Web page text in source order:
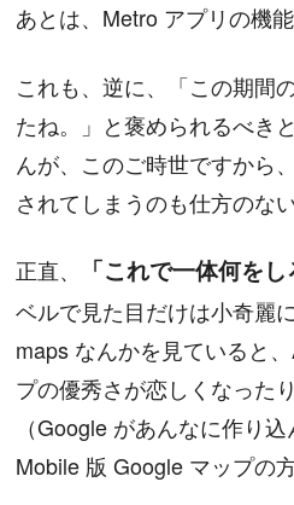
あとは、Metro アプリの機能
これも、逆に、「この期間
たね。」と褒められるべき
んが、このご時世ですから
されてしまうのも仕方のない
正直、 「これで一体何をし
ベルで見た目だけは小奇麗
maps なんかを見ていると
プの優秀さが恋しくなった
（Google があんなに作り
Mobile 版 Google マップの